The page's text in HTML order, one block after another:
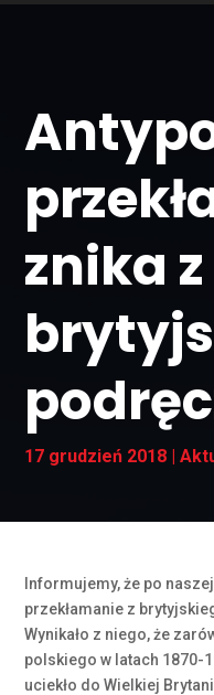
znika z
17 grudzień 2018 |
Informujemy, że po
przekłamanie z
Wynikało z niego, że
polskiego w latach 1870-
uciekło do Wielkiej